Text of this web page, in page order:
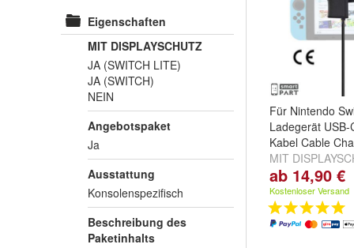
Eigenschaften
MIT DISPLAYSCHUTZ
JA (SWITCH LITE)
JA (SWITCH)
NEIN
Angebotspaket
Ja
Ausstattung
Konsolenspezifisch
Beschreibung des
Paketinhalts
Für Nintendo
Ladegerät USB-
Kabel Cable
MIT
(SWITCH),JA
undNEIN
ab 14,90 €
Kostenloser Versand